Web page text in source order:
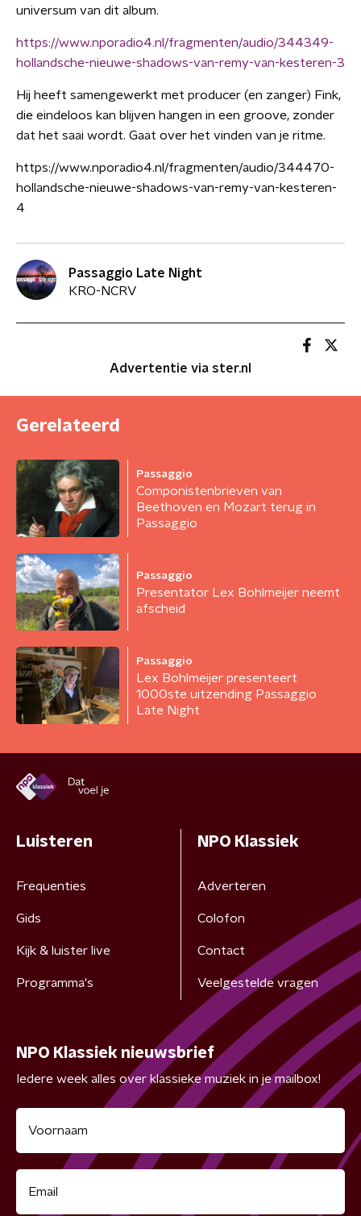
universum van dit album.
https://www.nporadio4.nl/fragmenten/audio/344349-
hollandsche-nieuwe-shadows-van-remy-van-kesteren-3
Hij heeft samengewerkt met producer (en zanger) Fink,
die eindeloos kan blijven hangen in een groove, zonder
dat het saai wordt. Gaat over het vinden van je ritme.
https://www.nporadio4.nl/fragmenten/audio/344470-
hollandsche-nieuwe-shadows-van-remy-van-kesteren-
4
Passaggio Late Night
KRO-NCRV
Advertentie via ster.nl
Gerelateerd
Passaggio
Componistenbrieven van
Beethoven en Mozart terug in
Passaggio
Passaggio
Presentator Lex Bohlmeijer neemt
afscheid
Passaggio
Lex Bohlmeijer presenteert
1000ste uitzending Passaggio
Late Night
Luisteren
Frequenties
Gids
Kijk & luister live
Programma's
NPO Klassiek
Adverteren
Colofon
Contact
Veelgestelde vragen
NPO Klassiek nieuwsbrief
Iedere week alles over klassieke muziek in je mailbox!